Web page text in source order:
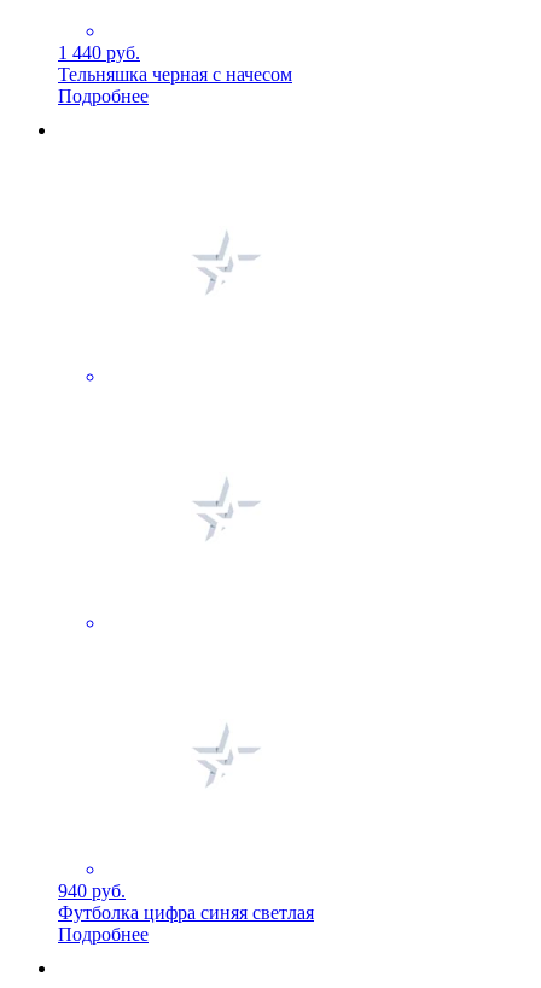
1 440 руб.
Тельняшка черная с начесом
Подробнее
940 руб.
Футболка цифра синяя светлая
Подробнее